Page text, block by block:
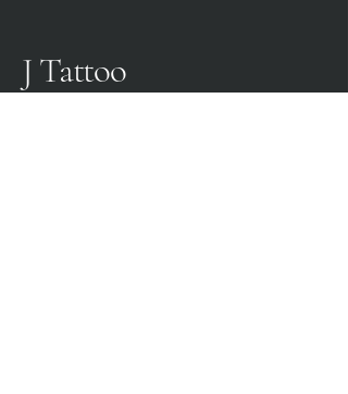
J Tattoo